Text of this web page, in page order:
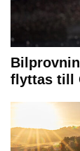
flyttas till